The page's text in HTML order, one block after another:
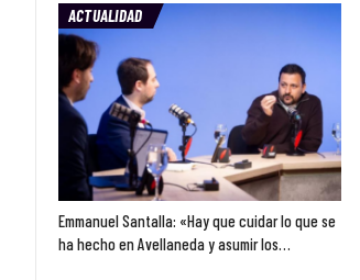
ACTUALIDAD
Emmanuel Santalla: «Hay que cuidar lo que se
ha hecho en Avellaneda y asumir los…